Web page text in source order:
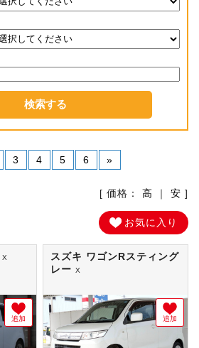
3 4 5 6 »
[ 価格： 高 ｜ 安 ]
お気に入り
X
追加
スズキ ワゴンRスティング
レーX
追加